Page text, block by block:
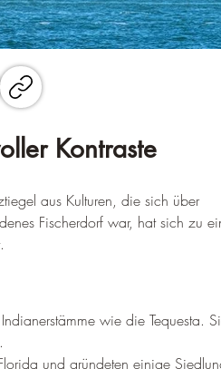
Kontraste
aus Kulturen, die sich über
Fischerdorf war, hat sich zu
wie die Tequesta.
und gründeten einige